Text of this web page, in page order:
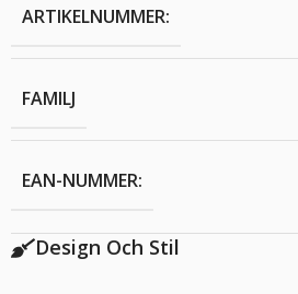
ARTIKELNUMMER:
FAMILJ
EAN-NUMMER:
Design Och Stil